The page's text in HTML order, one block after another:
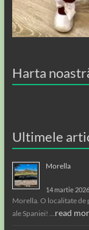
Harta
Ultimele
Morella
14 martie 2026
Morella. O localitate de
ale Spaniei! …read